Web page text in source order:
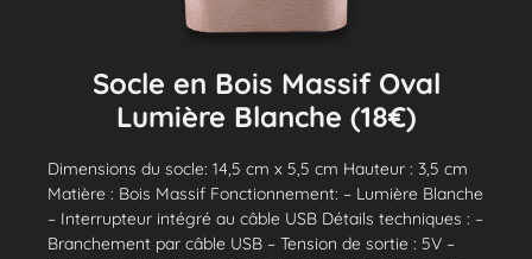
Socle en Bois Massif Oval
Lumière Blanche (18€)
Dimensions du socle: 14,5 cm x 5,5 cm Hauteur : 3,5 cm
Matière : Bois Massif Fonctionnement: – Lumière Blanche
– Interrupteur intégré au câble USB Détails techniques : –
Branchement par câble USB – Tension de sortie : 5V –